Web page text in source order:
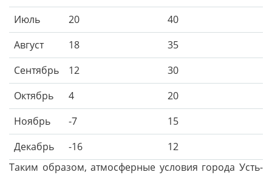
Июль
20
40
Август
18
35
Сентябрь
12
30
Октябрь
4
20
Ноябрь
-7
15
Декабрь
-16
12
Таким образом, атмосферные условия города Усть-